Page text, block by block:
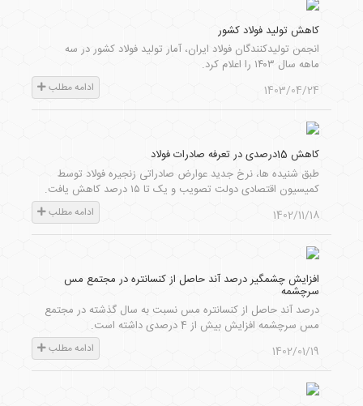
کاهش تولید فولاد کشور
انجمن تولیدکنندگان فولاد ایران، آمار تولید فولاد کشور در سه
ماهه سال ۱۴۰۳ را اعلام کرد.
1403/04/24
ادامه مطلب
کاهش 15درصدی در تعرفه صادرات فولاد
طبق شنیده ها، نرخ جدید عوارض صادراتی زنجیره فولاد توسط
کمیسیون اقتصادی دولت تصویب و یک تا ۱۵ درصد کاهش یافت.
1402/11/18
ادامه مطلب
افزایش چشمگیر درصد آند حاصل از کنسانتره در مجتمع مس
سرچشمه
درصد آند حاصل از کنسانتره مس نسبت به سال گذشته در مجتمع
مس سرچشمه افزایش بیش از 4 درصدی داشته است.
1402/01/19
ادامه مطلب